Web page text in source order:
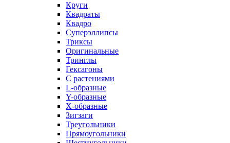
Круги
Квадраты
Квадро
Суперэллипсы
Триксы
Оригинальные
Тринглы
Гексагоны
С растениями
L-образные
Y-образные
X-образные
Зигзаги
Треугольники
Прямоугольники